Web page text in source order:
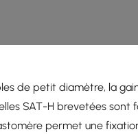
de petit diamètre, la
SAT-H brevetées sont
permet une